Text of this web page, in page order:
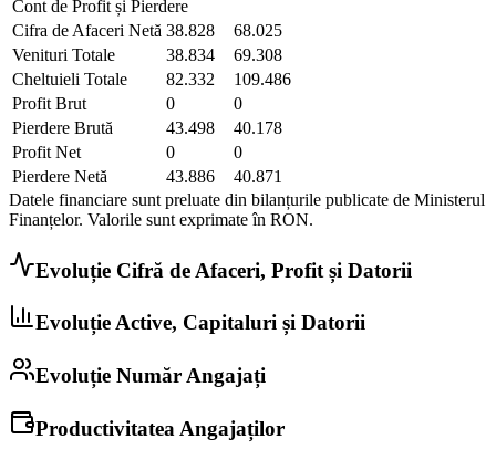
Cont de Profit și Pierdere
Cifra de Afaceri Netă 38.828
68.025
Venituri Totale
38.834
69.308
Cheltuieli Totale
82.332
109.486
Profit Brut
0
0
Pierdere Brută
43.498
40.178
Profit Net
0
0
Pierdere Netă
43.886
40.871
Datele financiare sunt preluate din bilanțurile publicate de Ministerul
Finanțelor. Valorile sunt exprimate în RON.
Evoluție Cifră de Afaceri, Profit și Datorii
Evoluție Active, Capitaluri și Datorii
Evoluție Număr Angajați
Productivitatea Angajaților